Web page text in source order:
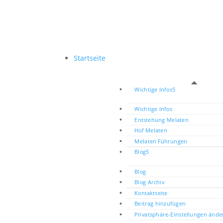
Startseite
Wichtige Infos
Wichtige Infos
Entstehung Melaten
Hof Melaten
Melaten Führungen
Blog
Blog
Blog Archiv
Kontaktseite
Beitrag hinzufügen
Privatsphäre-Einstellungen